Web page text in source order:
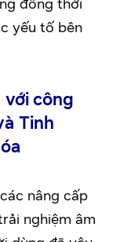
đồng thời
yếu tố bên
với công
Tinh
nâng cấp
nghiệm âm